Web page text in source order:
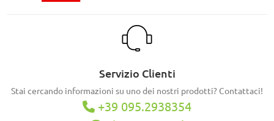
Servizio Clienti
Stai cercando informazioni su uno dei nostri prodotti? Contattaci!
+39 095.2938354